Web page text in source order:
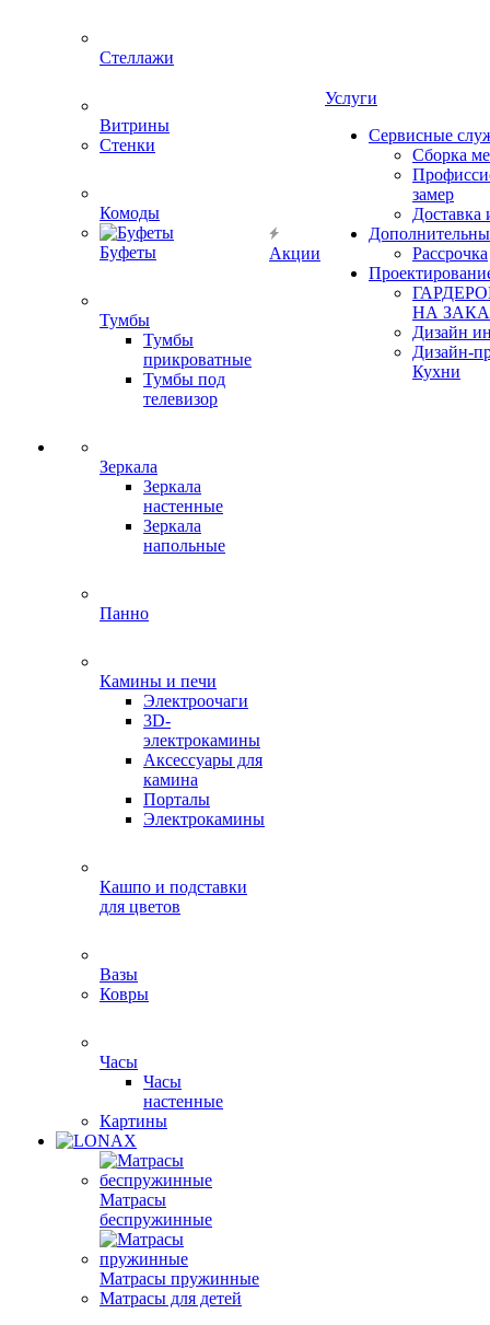
Стеллажи
Витрины
Стенки
Комоды
Буфеты
Тумбы
Тумбы
прикроватные
Тумбы под
телевизор
Зеркала
Зеркала
настенные
Зеркала
напольные
Панно
Камины и печи
Электроочаги
3D-
электрокамины
Аксессуары для
камина
Порталы
Электрокамины
Кашпо и подставки
для цветов
Вазы
Ковры
Часы
Часы
настенные
Картины
Матрасы
беспружинные
Матрасы пружинные
Матрасы для детей
Акции
Услуги
Сервисные
Сборка
замер
Доставка
Рассрочка
НА
Дизайн
Дизайн-
Кухни